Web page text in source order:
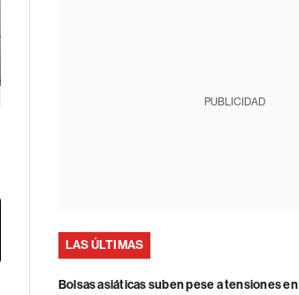
PUBLICIDAD
LAS ÚLTIMAS
Bolsas asiáticas suben pese a tensiones en